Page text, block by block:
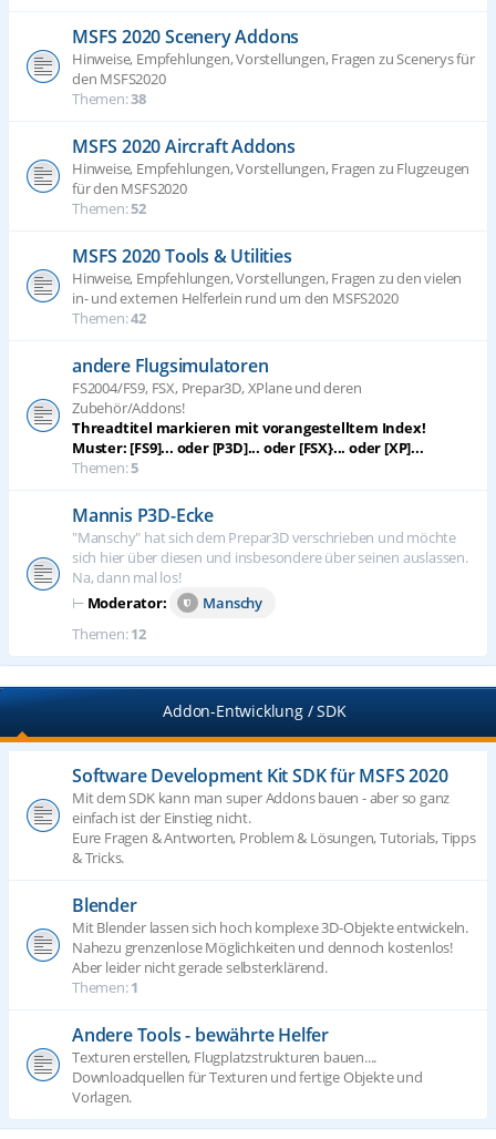
MSFS 2020 Scenery Addons
Hinweise, Empfehlungen, Vorstellungen, Fragen zu Scenerys für
den MSFS2020
Themen:38
MSFS 2020 Aircraft Addons
Hinweise, Empfehlungen, Vorstellungen, Fragen zu Flugzeugen
für den MSFS2020
Themen:52
MSFS 2020 Tools & Utilities
Hinweise, Empfehlungen, Vorstellungen, Fragen zu den vielen
in- und externen Helferlein rund um den MSFS2020
Themen:42
andere Flugsimulatoren
FS2004/FS9, FSX, Prepar3D, XPlane und deren
Zubehör/Addons!
Threadtitel markieren mit vorangestelltem Index!
Muster: [FS9]... oder [P3D]... oder [FSX}... oder [XP]...
Themen:5
Mannis P3D-Ecke
"Manschy" hat sich dem Prepar3D verschrieben und möchte
sich hier über diesen und insbesondere über seinen auslassen.
Na, dann mal los!
⊢ Moderator:
Manschy
Themen:12
Addon-Entwicklung / SDK
Software Development Kit SDK für MSFS 2020
Mit dem SDK kann man super Addons bauen - aber so ganz
einfach ist der Einstieg nicht.
Eure Fragen & Antworten, Problem & Lösungen, Tutorials, Tipps
& Tricks.
Blender
Mit Blender lassen sich hoch komplexe 3D-Objekte entwickeln.
Nahezu grenzenlose Möglichkeiten und dennoch kostenlos!
Aber leider nicht gerade selbsterklärend.
Themen:1
Andere Tools - bewährte Helfer
Texturen erstellen, Flugplatzstrukturen bauen....
Downloadquellen für Texturen und fertige Objekte und
Vorlagen.